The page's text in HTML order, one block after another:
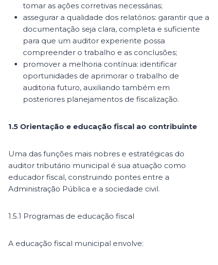
tomar as ações corretivas necessárias;
assegurar a qualidade dos relatórios: garantir que a
documentação seja clara, completa e suficiente
para que um auditor experiente possa
compreender o trabalho e as conclusões;
promover a melhoria contínua: identificar
oportunidades de aprimorar o trabalho de
auditoria futuro, auxiliando também em
posteriores planejamentos de fiscalização.
1.5 Orientação e educação fiscal ao contribuinte
Uma das funções mais nobres e estratégicas do
auditor tributário municipal é sua atuação como
educador fiscal, construindo pontes entre a
Administração Pública e a sociedade civil.
1.5.1 Programas de educação fiscal
A educação fiscal municipal envolve: